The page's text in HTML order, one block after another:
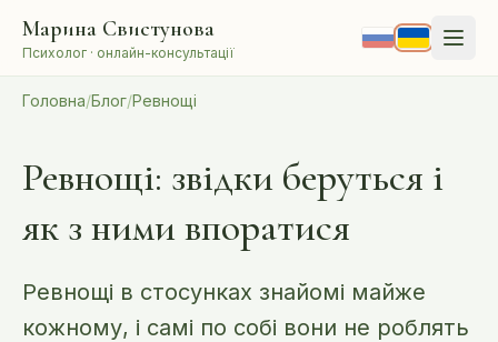
Марина Свистунова
Психолог · онлайн-консультації
Головна/Блог/Ревнощі
Ревнощі: звідки беруться і
як з ними впоратися
Ревнощі в стосунках знайомі майже
кожному, і самі по собі вони не роблять